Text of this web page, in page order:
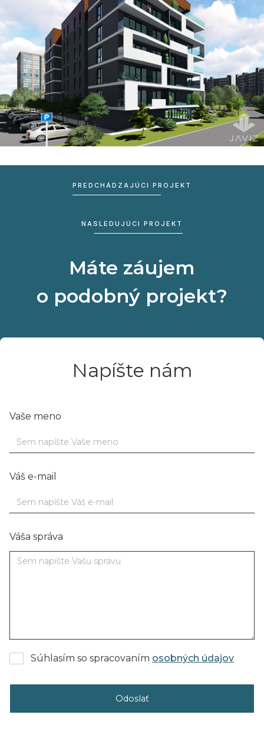
PREDCHÁDZAJÚCI PROJEKT
NASLEDUJÚCI PROJEKT
Máte záujem
o podobný projekt?
Napíšte nám
Vaše meno
Váš e-mail
Váša správa
Súhlasím so spracovaním osobných údajov